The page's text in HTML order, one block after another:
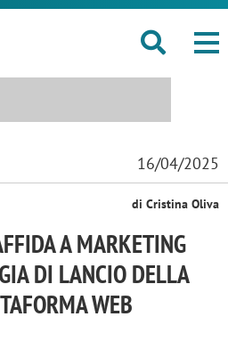
16/04/2025
di Cristina Oliva
A MARKETING
DI LANCIO DELLA
WEB